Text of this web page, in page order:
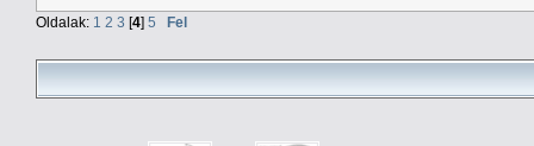
Oldalak: 1 2 3 [4] 5 Fel